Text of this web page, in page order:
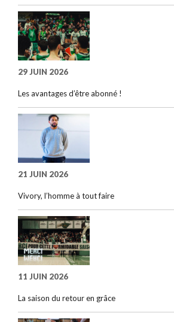
29 JUIN 2026
Les avantages d’être abonné !
21 JUIN 2026
Vivory, l’homme à tout faire
11 JUIN 2026
La saison du retour en grâce